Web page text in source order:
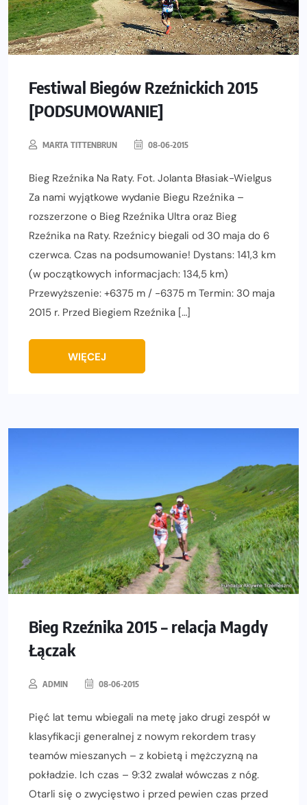
Festiwal Biegów Rzeźnickich 2015
[PODSUMOWANIE]
MARTA TITTENBRUN 08-06-2015
Bieg Rzeźnika Na Raty. Fot. Jolanta Błasiak-Wielgus
Za nami wyjątkowe wydanie Biegu Rzeźnika –
rozszerzone o Bieg Rzeźnika Ultra oraz Bieg
Rzeźnika na Raty. Rzeźnicy biegali od 30 maja do 6
czerwca. Czas na podsumowanie! Dystans: 141,3 km
(w początkowych informacjach: 134,5 km)
Przewyższenie: +6375 m / -6375 m Termin: 30 maja
2015 r. Przed Biegiem Rzeźnika […]
WIĘCEJ
Bieg Rzeźnika 2015 – relacja Magdy
Łączak
ADMIN 08-06-2015
Pięć lat temu wbiegali na metę jako drugi zespół w
klasyfikacji generalnej z nowym rekordem trasy
teamów mieszanych – z kobietą i mężczyzną na
pokładzie. Ich czas – 9:32 zwalał wówczas z nóg.
Otarli się o zwycięstwo i przed pewien czas przed